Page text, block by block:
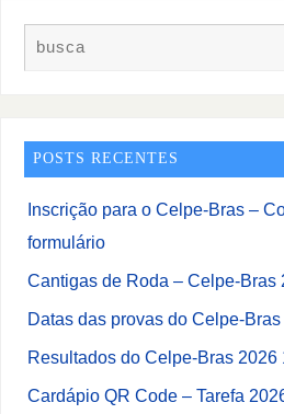
POSTS RECENTES
Inscrição para o Celpe-Bras –
formulário
Cantigas de Roda – Celpe-Bras
Datas das provas do Celpe-Bras
Resultados do Celpe-Bras 2026
Cardápio QR Code – Tarefa